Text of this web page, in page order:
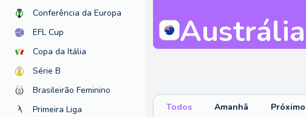
Austrália
Todos Amanhã
Conferência da Europa
EFL Cup
Copa da Itália
Série B
Brasileirão Feminino
Primeira Liga